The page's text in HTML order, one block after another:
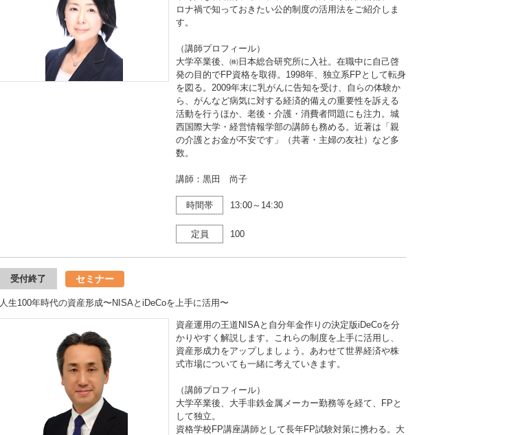
ロナ禍で知っておきたい公的制度の活用法をご紹介しま
す。
（講師プロフィール）
大学卒業後、㈱日本総合研究所に入社。在職中に自己啓
発の目的でFP資格を取得。1998年、独立系FPとして転身
を図る。2009年末に乳がんに告知を受け、自らの体験か
ら、がんなど病気に対する経済的備えの重要性を訴える
活動を行うほか、老後・介護・消費者問題にも注力。城
西国際大学・経営情報学部の講師も務める。近著は「親
の介護とお金が不安です」（共著・主婦の友社）など多
数。
講師：黒田 尚子
時間帯 13:00～14:30
定員 100
受付終了 セミナー
人生100年時代の資産形成〜NISAとiDeCoを上手に活用〜
資産運用の王道NISAと自分年金作りの決定版iDeCoを分
かりやすく解説します。これらの制度を上手に活用し、
資産形成力をアップしましょう。あわせて世界経済や株
式市場についても一緒に考えていきます。
（講師プロフィール）
大学卒業後、大手非鉄金属メーカー勤務等を経て、FPと
して独立。
資格学校FP講座講師として長年FP試験対策に携わる。大